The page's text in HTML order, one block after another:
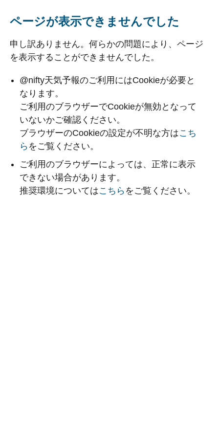
ページが表示できませんでした
申し訳ありません。何らかの問題により、ページ
を表示することができませんでした。
@nifty天気予報のご利用にはCookieが必要と
なります。
ご利用のブラウザーでCookieが無効となって
いないかご確認ください。
ブラウザーのCookieの設定が不明な方はこち
ら をご覧ください。
ご利用のブラウザーによっては、正常に表示
できない場合があります。
推奨環境についてはこちら をご覧ください。